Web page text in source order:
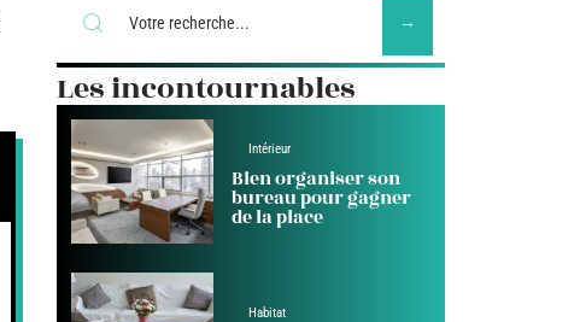
Les incontournables
Intérieur
Bien organiser son
bureau pour gagner
de la place
Habitat